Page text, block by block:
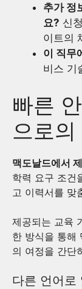
추가 정
요? 신
이트의
이 직무
비스 기
빠른
으로의
맥도날드에서
학력 요구 조건
고 이력서를 맞
제공되는 교육
한 방식을 통해
의 여정을 간단
다른 언어로